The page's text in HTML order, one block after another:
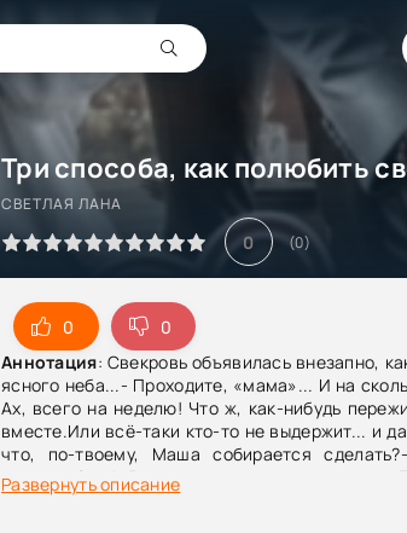
СВЕТЛАЯ ЛАНА
0 (0)
0
0
Аннотация: Свекровь объявилась внезапно,
ясного неба...- Проходите, «мама»... И на
Ах, всего на неделю! Что ж, как-нибудь
вместе.Или всё-таки кто-то не выдержит... и
что, по-твоему, Маша собирается
меня… убить! Я сама это слышала, сынок.-
отрезает Саша. — Сейчас я спрошу у Маши. И я
Развернуть описание